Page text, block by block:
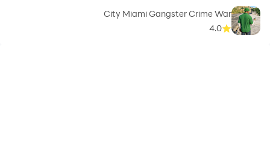
City Miami Gangster Crime War
4.0